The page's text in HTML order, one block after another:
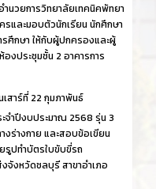
นวยการวิทยาลัยเทคนิคพัทยา
รและมอบตัวนักเรียน นักศึกษา
รศึกษา ให้กับผู้ปกครองและผู้
งประชุมชั้น 2 อาคารการ
เสาร์ที่ 22 กุมภาพันธ์
จำปีงบประมาณ 2568 รุ่น 3
งร่างกาย และสอบข้อเขียน
รูปทำบัตรใบขับขี่รถ
จังหวัดชลบุรี สาขาอำเภอ